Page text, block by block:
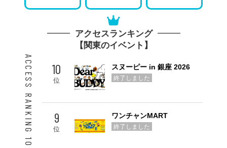
アクセスランキング
【関東のイベント】
ACCESS RANKING 10 10
位
スヌーピー in 銀座 2026
終了しました
9
位
ワンチャンMART
終了しました